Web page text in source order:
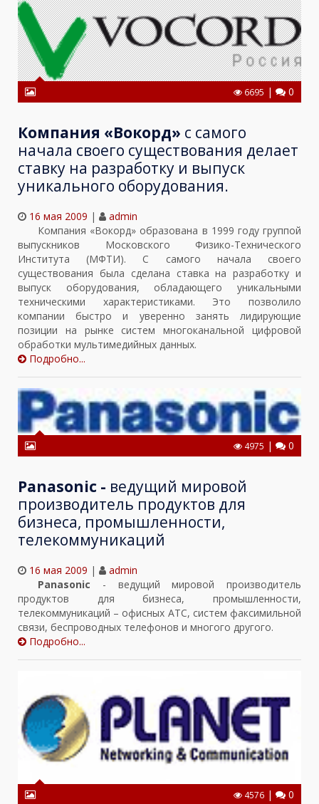
6695 | 0
Компания «Вокорд» c самого
начала своего существования делает
ставку на разработку и выпуск
уникального оборудования.
16 мая 2009 |
admin
Компания «Вокорд» образована в 1999 году группой
выпускников Московского Физико­-Технического
Института (МФТИ). С самого начала своего
существования была сделана ставка на разработку и
выпуск оборудования, обладающего уникальными
техническими характеристиками. Это позволило
компании быстро и уверенно занять лидирующие
позиции на рынке систем многоканальной цифровой
обработки мультимедийных данных.
Подробно...
4975 | 0
Panasonic - ведущий мировой
производитель продуктов для
бизнеса, промышленности,
телекоммуникаций
16 мая 2009 |
admin
Panasonic - ведущий мировой производитель
продуктов для бизнеса, промышленности,
телекоммуникаций – офисных АТС, систем факсимильной
связи, беспроводных телефонов и многого другого.
Подробно...
4576 | 0